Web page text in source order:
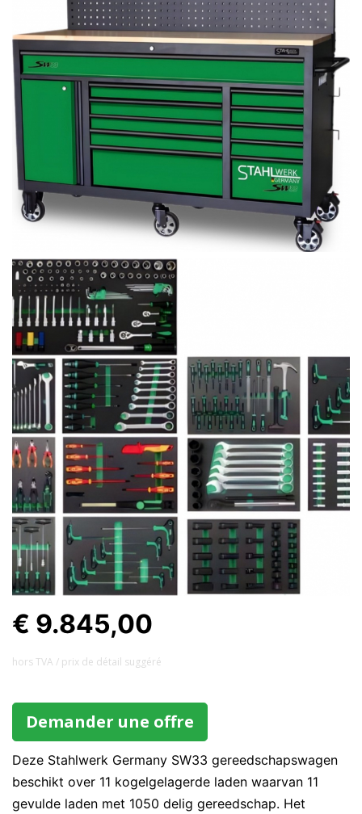
€ 9.845,00
hors TVA / prix ​​de détail suggéré
Demander une offre
Deze Stahlwerk Germany SW33 gereedschapswagen
beschikt over 11 kogelgelagerde laden waarvan 11
gevulde laden met 1050 delig gereedschap. Het